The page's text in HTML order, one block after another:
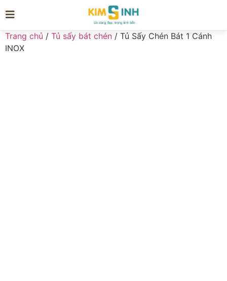
Trang chủ / Tủ sấy bát chén / Tủ Sấy Chén Bát 1 Cánh
INOX